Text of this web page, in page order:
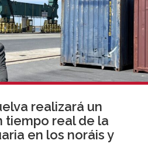
realizará un
tiempo real de la
en los noráis y